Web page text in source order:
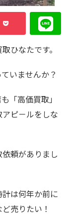
ひなたです。
いませんか？
「高価買取」
ピ－ルをしな
頼がありまし
は何年か前に
売りたい！